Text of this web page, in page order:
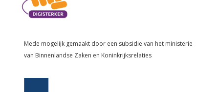
Mede mogelijk gemaakt door een subsidie van het ministerie
van Binnenlandse Zaken en Koninkrijksrelaties